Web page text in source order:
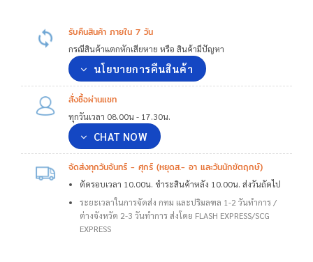
รับคืนสินค้า ภายใน 7 วัน
กรณีสินค้าแตกหักเสียหาย หรือ สินค้ามีปัญหา
นโยบายการคืนสินค้า
สั่งซื้อผ่านแชท
ทุกวันเวลา 08.00น - 17.30น.
CHAT NOW
จัดส่งทุกวันจันทร์ - ศุกร์ (หยุดส.- อา และวันนักขัตฤกษ์)
ตัดรอบเวลา 10.00น. ชำระสินค้าหลัง 10.00น. ส่งวันถัดไป
ระยะเวลาในการจัดส่ง กทม และปริมลฑล 1-2 วันทำการ /
ต่างจังหวัด 2-3 วันทำการ ส่งโดย FLASH EXPRESS/SCG
EXPRESS